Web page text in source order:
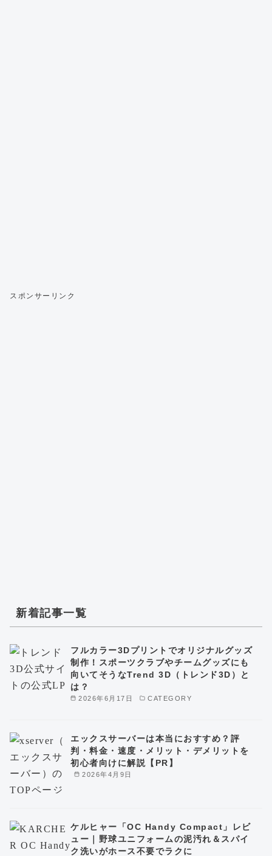
スポンサーリンク
新着記事一覧
2026年6月17日 CATEGORY
フルカラー3Dプリントでオリジナルグッズ
制作！スポーツクラブやチームグッズにも
向いてそうなTrend 3D（トレンド3D）と
は？
2026年4月9日
エックスサーバーは本当におすすめ？評
判・料金・速度・メリット・デメリットを
初心者向けに解説【PR】
ケルヒャー「OC Handy Compact」レビ
ュー｜野球ユニフォームの泥汚れ＆スパイ
ク洗いがホース不要でラクに